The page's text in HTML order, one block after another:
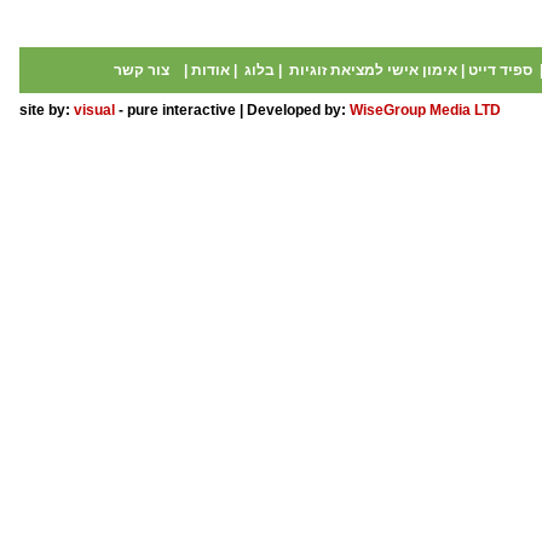
ספיד דייט אימון אישי למציאת זוגיות בלוג אודות צור קשר
site by: visual - pure interactive | Developed by: WiseGroup Media LTD